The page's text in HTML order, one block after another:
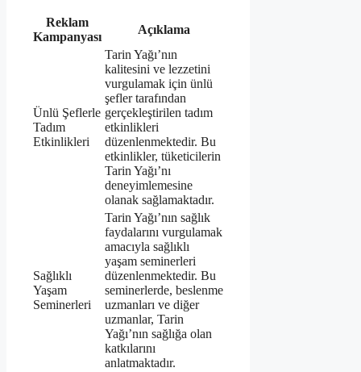
Reklam
Kampanyası
Açıklama
Ünlü Şeflerle
Tadım
Etkinlikleri
Tarin Yağı’nın
kalitesini ve lezzetini
vurgulamak için ünlü
şefler tarafından
gerçekleştirilen tadım
etkinlikleri
düzenlenmektedir. Bu
etkinlikler, tüketicilerin
Tarin Yağı’nı
deneyimlemesine
olanak sağlamaktadır.
Sağlıklı
Yaşam
Seminerleri
Tarin Yağı’nın sağlık
faydalarını vurgulamak
amacıyla sağlıklı
yaşam seminerleri
düzenlenmektedir. Bu
seminerlerde, beslenme
uzmanları ve diğer
uzmanlar, Tarin
Yağı’nın sağlığa olan
katkılarını
anlatmaktadır.